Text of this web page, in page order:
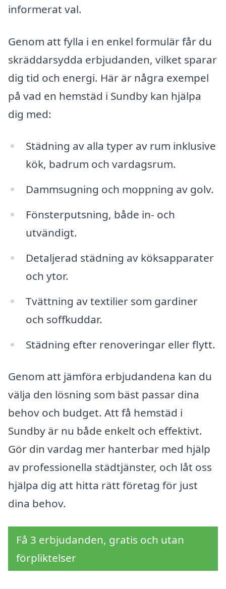
informerat val.
Genom att fylla i en enkel formulär får du
skräddarsydda erbjudanden, vilket sparar
dig tid och energi. Här är några exempel
på vad en hemstäd i Sundby kan hjälpa
dig med:
Städning av alla typer av rum inklusive
kök, badrum och vardagsrum.
Dammsugning och moppning av golv.
Fönsterputsning, både in- och
utvändigt.
Detaljerad städning av köksapparater
och ytor.
Tvättning av textilier som gardiner
och soffkuddar.
Städning efter renoveringar eller flytt.
Genom att jämföra erbjudandena kan du
välja den lösning som bäst passar dina
behov och budget. Att få hemstäd i
Sundby är nu både enkelt och effektivt.
Gör din vardag mer hanterbar med hjälp
av professionella städtjänster, och låt oss
hjälpa dig att hitta rätt företag för just
dina behov.
Få 3 erbjudanden, gratis och utan
förpliktelser